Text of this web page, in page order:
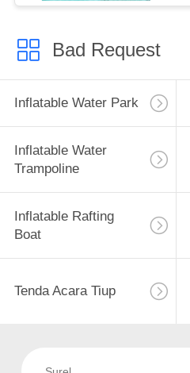
Bad Request
Inflatable Water Park
Inflatable Water
Trampoline
Inflatable Rafting
Boat
Tenda Acara Tiup